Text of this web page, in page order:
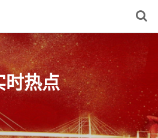
时热点